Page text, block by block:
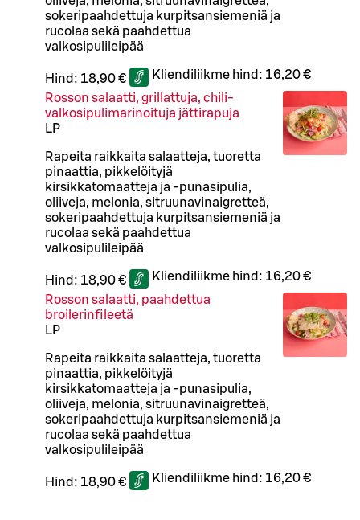
sokeripaahdettuja kurpitsansiemeniä ja
rucolaa sekä paahdettua
valkosipulileipää
Hind: 18,90 € Kliendiliikme hind: 16,20 €
Rosson salaatti, grillattuja, chili-
valkosipulimarinoituja jättirapuja
LP
Rapeita raikkaita salaatteja, tuoretta
pinaattia, pikkelöityjä
kirsikkatomaatteja ja -punasipulia,
oliiveja, melonia, sitruunavinaigretteä,
sokeripaahdettuja kurpitsansiemeniä ja
rucolaa sekä paahdettua
valkosipulileipää
Hind: 18,90 € Kliendiliikme hind: 16,20 €
Rosson salaatti, paahdettua
broilerinfileetä
LP
Rapeita raikkaita salaatteja, tuoretta
pinaattia, pikkelöityjä
kirsikkatomaatteja ja -punasipulia,
oliiveja, melonia, sitruunavinaigretteä,
sokeripaahdettuja kurpitsansiemeniä ja
rucolaa sekä paahdettua
valkosipulileipää
Hind: 18,90 € Kliendiliikme hind: 16,20 €